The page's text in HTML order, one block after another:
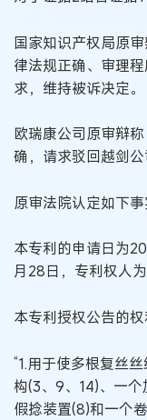
国家知识产权局原
律法规正确、审理
求，维持被诉决定。
欧瑞康公司原审辩
确，请求驳回越剑公
原审法院认定如下事
本专利的申请日为
月28日，专利权人为
本专利授权公告的权
“1.用于使多根复丝
构(3、9、14)、一
假捻装置(8)和一个